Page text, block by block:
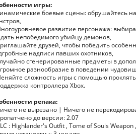
игры:
боевые сцены: обрушайтесь
развитие персонажа:
непобедимого убийцу демонов,
друзей, чтобы победить
надписи павших охотников,
сгенерированные предметы в
разнообразие в поведении
сложность игры с помощью
контроллера Xbox.
репака:
не вырезано | Ничего не
до версии: 2.07
: Highlander's Outfit , Tome of Souls